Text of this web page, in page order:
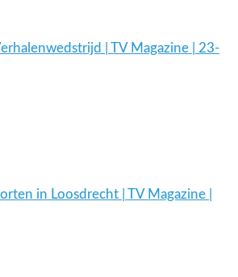
| TV Magazine | 23-
in Loosdrecht | TV Magazine |